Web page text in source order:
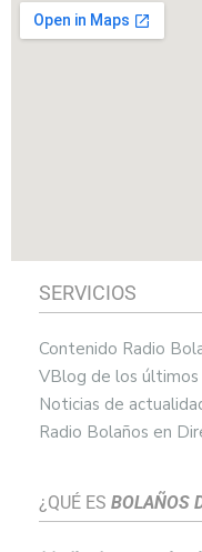
SERVICIOS
Contenido Radio
VBlog de los últimos
Noticias de
Radio Bolaños en
¿QUÉ ES BOLAÑOS